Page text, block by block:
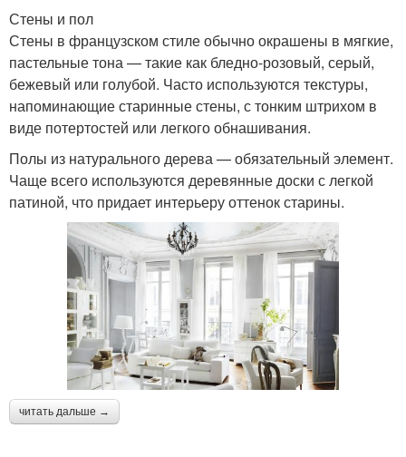
Стены и пол
Стены в французском стиле обычно окрашены в мягкие,
пастельные тона — такие как бледно-розовый, серый,
бежевый или голубой. Часто используются текстуры,
напоминающие старинные стены, с тонким штрихом в
виде потертостей или легкого обнашивания.
Полы из натурального дерева — обязательный элемент.
Чаще всего используются деревянные доски с легкой
патиной, что придает интерьеру оттенок старины.
читать дальше →